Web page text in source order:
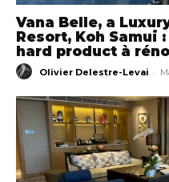
Vana Belle, a
Resort, Koh Samui
hard product à
Olivier Delestre-Levai -